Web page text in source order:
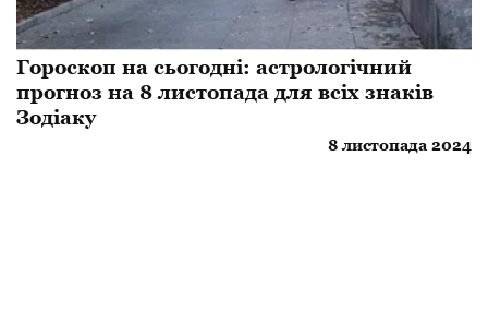
Гороскоп на сьогодні: астрологічний
прогноз на 8 листопада для всіх знаків
Зодіаку
8 листопада 2024